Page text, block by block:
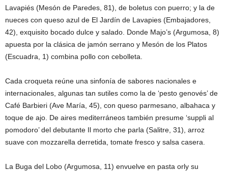
Lavapiés (Mesón de Paredes, 81), de boletus con puerro; y la de
nueces con queso azul de El Jardín de Lavapies (Embajadores,
42), exquisito bocado dulce y salado. Donde Majo’s (Argumosa, 8)
apuesta por la clásica de jamón serrano y Mesón de los Platos
(Escuadra, 1) combina pollo con cebolleta.
Cada croqueta reúne una sinfonía de sabores nacionales e
internacionales, algunas tan sutiles como la de ‘pesto genovés’ de
Café Barbieri (Ave María, 45), con queso parmesano, albahaca y
toque de ajo. De aires mediterráneos también presume ‘suppli al
pomodoro’ del debutante Il morto che parla (Salitre, 31), arroz
suave con mozzarella derretida, tomate fresco y salsa casera.
La Buga del Lobo (Argumosa, 11) envuelve en pasta orly su